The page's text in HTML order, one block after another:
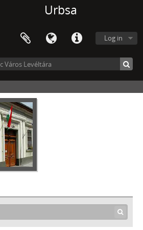
Urbsa
Log in
Cement- és Mészmű (1954-1956 között a Tatabányai Cement -és Mészmű váci telepe), Vác iratai, 1952–1963
- A Híradástechnikai Anyagok Gyára, Vác iratai, 1953–1994
Hajó és Darugyár Váci Gyárának (1962-ig Dunai Hajógyár) iratai, 1953–1962
Vállalat Váci Finompamutfonó és Cérnázógyárának (1962-ig Finompamutfonó és Cérnázógyár) iratai, 1950–1989
- A Pest Megyei Nyomda Vállalat, Vác iratai, 1952–1992
A Pest Megyei Tanácsi Építőipari Vállalat, Vác iratai, 1973–1981
Állatforgalmi és Húsipari Vállalat Váci Gyárának (1964-ig Váci Húsipari Vállalat, 1968-ig Pest-Nógrád Megyei Húsipari Vállalat) iratai, 1950–1992
Megyei Tanács I. sz. (1960-ig Váci Sütőipari Vállalat) Váci Sütőipari Vállalatának iratai, 1954–1973
Váci Kötöttárugyár (1982-ig Váci Kötöttárugyár) iratai, 1948–1988
Váci Kötöttárugyár Igazgatósági iratok, 1948–1987
Váci Kötöttárugyár Műszaki Osztály iratai, 1948–1987
Váci Kötöttárugyár Anyag- és Áruforgalmi Osztály iratai, 1949–1973